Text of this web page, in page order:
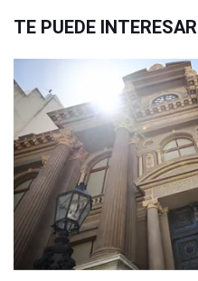
TE PUEDE INTERESAR